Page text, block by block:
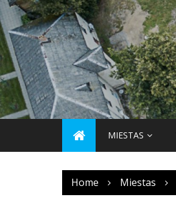
Skip
to
content
MIESTAS
Home Miestas